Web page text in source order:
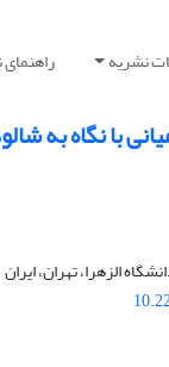
نشریه
با نگاه به
الزهرا، تهران، ایران